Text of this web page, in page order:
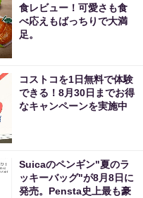
食レビュー！可愛さも食
べ応えもばっちりで大満
足。
コストコを1日無料で体験
できる！8月30日までお得
なキャンペーンを実施中
Suicaのペンギン"夏のラ
ッキーバッグ"が8月8日に
発売。Pensta史上最も豪